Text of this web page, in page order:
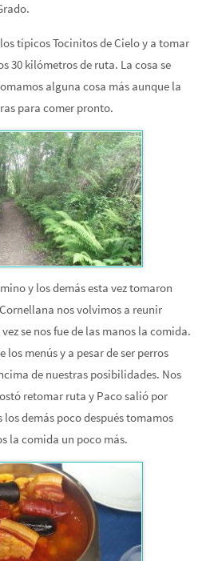
típicos Tocinitos de Cielo y a tomar
30 kilómetros de ruta. La cosa se
alguna cosa más aunque la
para comer pronto.
y los demás esta vez tomaron
nos volvimos a reunir
se nos fue de las manos la comida.
los menús y a pesar de ser perros
de nuestras posibilidades. Nos
retomar ruta y Paco salió por
demás poco después tomamos
la comida un poco más.